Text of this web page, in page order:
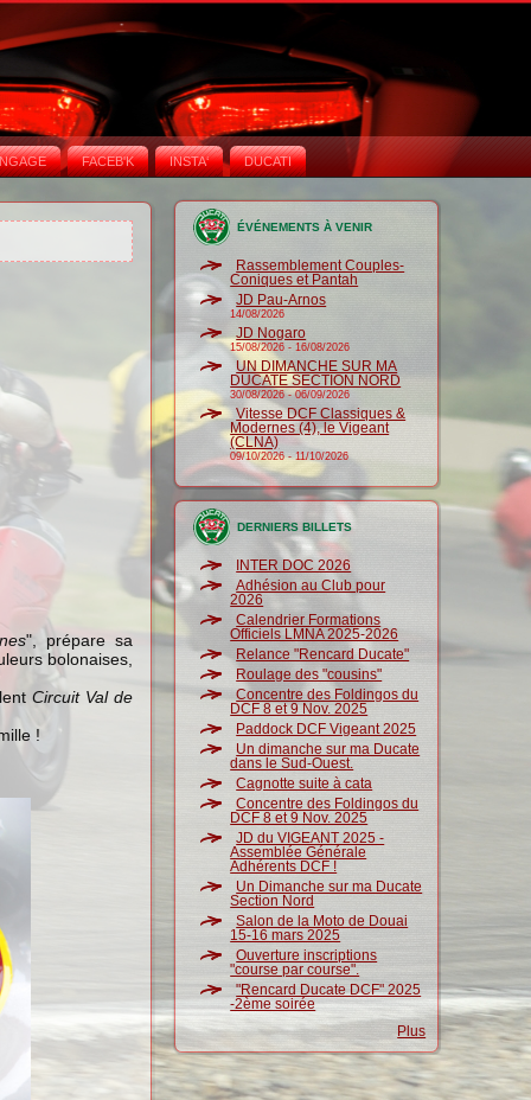
FACEB'K INSTA‘ DUCATI
", prépare sa
bolonaises,
Circuit Val de
!
ÉVÉNEMENTS À VENIR
Rassemblement Couples-
Coniques et Pantah
JD Pau-Arnos
14/08/2026
JD Nogaro
15/08/2026 -16/08/2026
UN DIMANCHE SUR MA
DUCATE SECTION NORD
30/08/2026-06/09/2026
Vitesse DCF Classiques &
Modernes (4), le Vigeant
(CLNA)
09/10/2026-11/10/2026
DERNIERS BILLETS
INTER DOC 2026
Adhésion au Club pour
2026
Calendrier Formations
Officiels LMNA 2025-2026
Relance "Rencard Ducate"
Roulage des "cousins"
Concentre des Foldingos du
DCF 8 et 9 Nov. 2025
Paddock DCF Vigeant 2025
Un dimanche sur ma Ducate
dans le Sud-Ouest.
Cagnotte suite à cata
Concentre des Foldingos du
DCF 8 et 9 Nov. 2025
JD du VIGEANT 2025 -
Assemblée Générale
Adhérents DCF !
Un Dimanche sur ma Ducate
Section Nord
Salon de la Moto de Douai
15-16 mars 2025
Ouverture inscriptions
"course par course".
"Rencard Ducate DCF" 2025
-2ème soirée
Plus